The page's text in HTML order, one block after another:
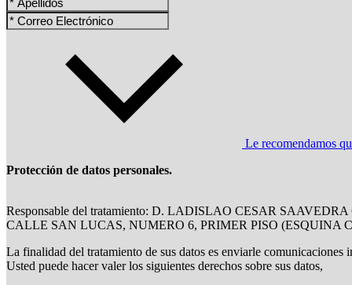
Le recomendamos
Protección de datos personales.
Responsable del tratamiento: D. LADISLAO CESAR
CALLE SAN LUCAS, NUMERO 6, PRIMER PISO (ESQUINA
La finalidad del tratamiento de sus datos es enviarle
Usted puede hacer valer los siguientes derechos sobre sus datos,